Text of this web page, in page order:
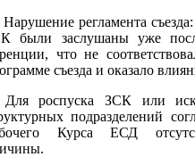
регламента
были заслу­шаны уже
что не
съезда и оказало
роспуска ЗСК или
подразде­лений
Курса ЕСД